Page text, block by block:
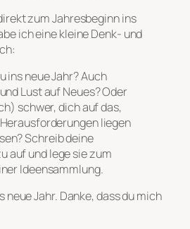
zum Jahresbeginn ins
ich eine kleine Denk- und
ins neue Jahr? Auch
Lust auf Neues? Oder
schwer, dich auf das,
liegen
Schreib deine
auf und lege sie zum
Ideensammlung.
Jahr. Danke, dass du mich